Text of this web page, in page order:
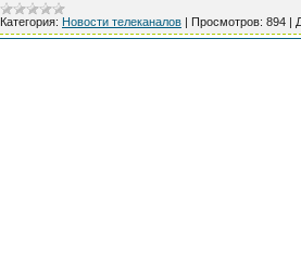
Категория: Новости телеканалов | Просмотров: 894 |